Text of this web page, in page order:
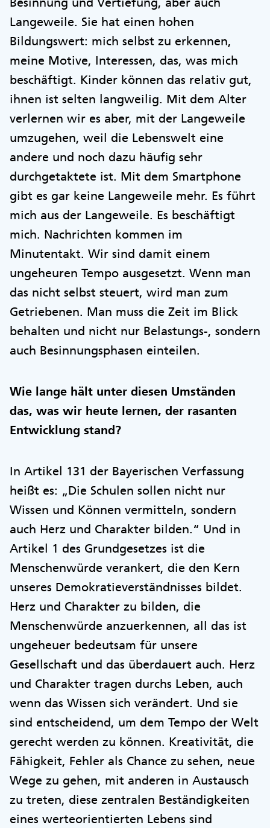
Langeweile. Sie hat einen hohen
Bildungswert: mich selbst zu erkennen,
meine Motive, Interessen, das, was mich
beschäftigt. Kinder können das relativ gut,
ihnen ist selten langweilig. Mit dem Alter
verlernen wir es aber, mit der Langeweile
umzugehen, weil die Lebenswelt eine
andere und noch dazu häufig sehr
durchgetaktete ist. Mit dem Smartphone
gibt es gar keine Langeweile mehr. Es führt
mich aus der Langeweile. Es beschäftigt
mich. Nachrichten kommen im
Minutentakt. Wir sind damit einem
ungeheuren Tempo ausgesetzt. Wenn man
das nicht selbst steuert, wird man zum
Getriebenen. Man muss die Zeit im Blick
behalten und nicht nur Belastungs-, sondern
auch Besinnungsphasen einteilen.
Wie lange hält unter diesen Umständen
das, was wir heute lernen, der rasanten
Entwicklung stand?
In Artikel 131 der Bayerischen Verfassung
heißt es: „Die Schulen sollen nicht nur
Wissen und Können vermitteln, sondern
auch Herz und Charakter bilden.“ Und in
Artikel 1 des Grundgesetzes ist die
Menschenwürde verankert, die den Kern
unseres Demokratieverständnisses bildet.
Herz und Charakter zu bilden, die
Menschenwürde anzuerkennen, all das ist
ungeheuer bedeutsam für unsere
Gesellschaft und das überdauert auch. Herz
und Charakter tragen durchs Leben, auch
wenn das Wissen sich verändert. Und sie
sind entscheidend, um dem Tempo der Welt
gerecht werden zu können. Kreativität, die
Fähigkeit, Fehler als Chance zu sehen, neue
Wege zu gehen, mit anderen in Austausch
zu treten, diese zentralen Beständigkeiten
eines werteorientierten Lebens sind